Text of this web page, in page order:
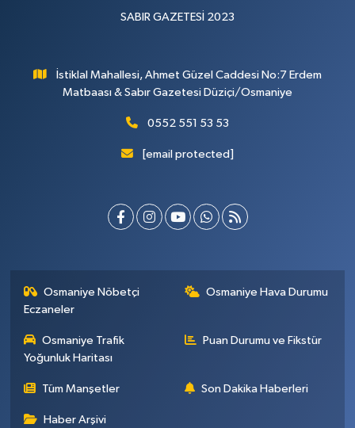
SABIR GAZETESİ 2023
İstiklal Mahallesi, Ahmet Güzel Caddesi No:7 Erdem
Matbaası & Sabır Gazetesi Düziçi/Osmaniye
0552 551 53 53
[email protected]
Osmaniye Nöbetçi
Eczaneler
Osmaniye Hava Durumu
Osmaniye Trafik
Yoğunluk Haritası
Puan Durumu ve Fikstür
Tüm Manşetler Son Dakika Haberleri
Haber Arşivi